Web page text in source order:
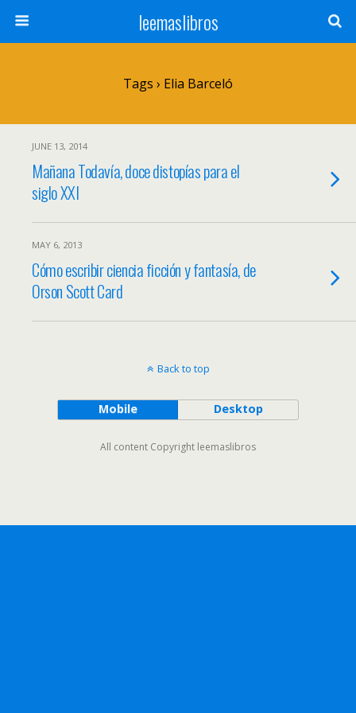
leemaslibros
Tags › Elia Barceló
JUNE 13, 2014
Mañana Todavía, doce distopías para el
siglo XXI
MAY 6, 2013
Cómo escribir ciencia ficción y fantasía, de
Orson Scott Card
Back to top
Mobile Desktop
All content Copyright leemaslibros